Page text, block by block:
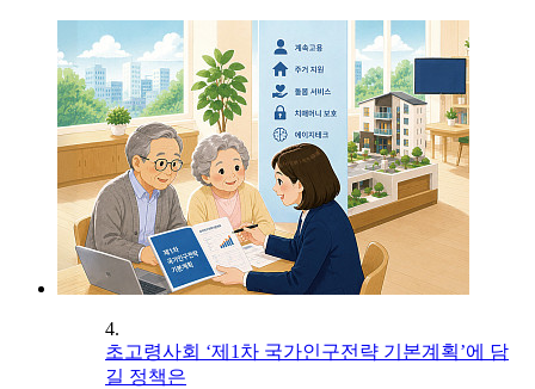
4.
초고령사회 ‘제1차 국가인구전략 기본계획’에 담
길 정책은